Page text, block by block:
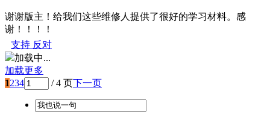
谢谢版主！给我们这些维修人提供了很好的学习材料。感
谢！！！！
支持 反对
加载中...
加载更多
1234 / 4 页下一页